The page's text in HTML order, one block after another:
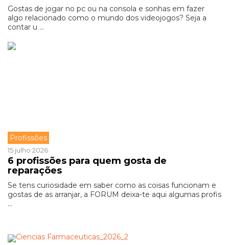
Gostas de jogar no pc ou na consola e sonhas em fazer
algo relacionado como o mundo dos videojogos? Seja a
contar u ...
Profissões
15 julho 2026
6 profissões para quem gosta de
reparações
Se tens curiosidade em saber como as coisas funcionam e
gostas de as arranjar, a FORUM deixa-te aqui algumas profis
...